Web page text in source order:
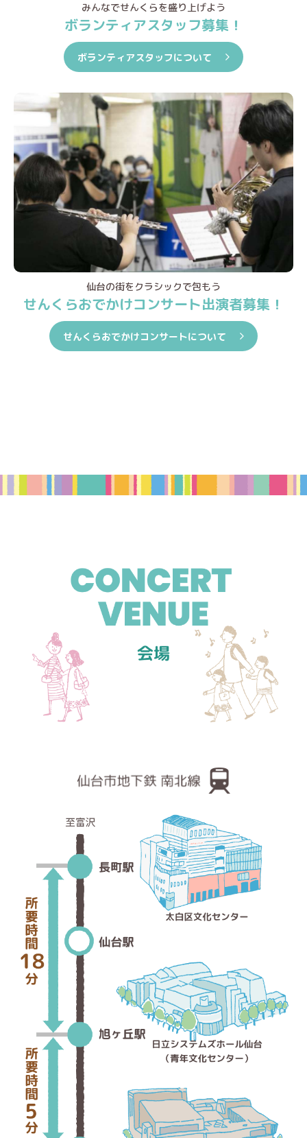
みんなでせんくらを盛り上げよう
ボランティアスタッフ募集！
ボランティアスタッフについて
仙台の街をクラシックで包もう
せんくらおでかけコンサート出演者募集！
せんくらおでかけコンサートについて